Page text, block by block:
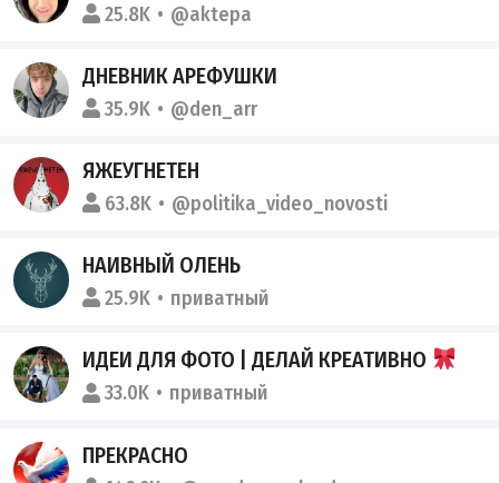
25.8K @aktepa
ДНЕВНИК АРЕФУШКИ
35.9K @den_arr
ЯЖЕУГНЕТЕН
63.8K @politika_video_novosti
НАИВНЫЙ ОЛЕНЬ
25.9K приватный
ИДЕИ ДЛЯ ФОТО | ДЕЛАЙ КРЕАТИВНО
33.0K приватный
ПРЕКРАСНО